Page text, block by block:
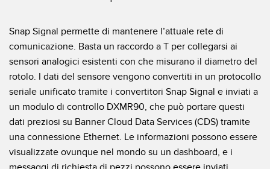
Sensori Pick-to-Light
Sensori di temperatura
Sensori multiraggio e sensori a raggio ampio
Sensori di monitoraggio delle condizioni
Sensori di monitoraggio delle condizioni wireless
Sensori di vibrazioni
LINK CORRELATI
Lavaggio
IO-Link
Snap Signal permette di mantenere l’attuale rete di
comunicazione. Basta un raccordo a T per collegarsi ai
sensori analogici esistenti con che misurano il diametro del
rotolo. I dati del sensore vengono convertiti in un protocollo
seriale unificato tramite i convertitori Snap Signal e inviati a
un modulo di controllo DXMR90, che può portare questi
dati preziosi su Banner Cloud Data Services (CDS) tramite
una connessione Ethernet. Le informazioni possono essere
visualizzate ovunque nel mondo su un dashboard, e i